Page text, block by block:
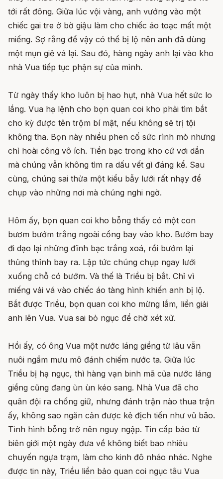
tới rất đông. Giữa lúc vội vàng, anh vướng vào một
chiếc gai tre ở bờ giậu làm cho chiếc áo toạc mất một
miếng. Sợ rằng để vậy có thể bị lộ nên anh đã dùng
một mụn giẻ vá lại. Sau đó, hàng ngày anh lại vào kho
nhà Vua tiếp tục phận sự của mình.
Từ ngày thấy kho luôn bị hao hụt, nhà Vua hết sức lo
lắng. Vua hạ lệnh cho bọn quan coi kho phải tìm bắt
cho kỳ được tên trộm bí mật, nếu không sẽ trị tội
không tha. Bọn này nhiều phen cố sức rình mò nhưng
chỉ hoài công vô ích. Tiền bạc trong kho cứ vơi dần
mà chúng vẫn không tìm ra dấu vết gì đáng kể. Sau
cùng, chúng sai thửa một kiểu bẫy lưới rất nhạy để
chụp vào những nơi mà chúng nghi ngờ.
Hôm ấy, bọn quan coi kho bỗng thấy có một con
bươm bướm trắng ngoài cổng bay vào kho. Bướm bay
đi dạo lại những đĩnh bạc trắng xoá, rồi bướm lại
thủng thỉnh bay ra. Lập tức chúng chụp ngay lưới
xuống chỗ có bướm. Và thế là Triều bị bắt. Chỉ vì
miếng vải vá vào chiếc áo tàng hình khiến anh bị lộ.
Bắt được Triều, bọn quan coi kho mừng lắm, liền giải
anh lên Vua. Vua sai bỏ ngục để chờ xét xử.
Hồi ấy, có ông Vua một nước láng giềng từ lâu vẫn
nuôi ngầm mưu mô đánh chiếm nước ta. Giữa lúc
Triều bị hạ ngục, thì hàng vạn binh mã của nước láng
giềng cũng đang ùn ùn kéo sang. Nhà Vua đã cho
quân đội ra chống giữ, nhưng đánh trận nào thua trận
ấy, không sao ngăn cản được kẻ địch tiến như vũ bão.
Tình hình bỗng trở nên nguy ngập. Tin cấp báo từ
biên giới một ngày đưa về không biết bao nhiêu
chuyến ngựa trạm, làm cho kinh đô nháo nhác. Nghe
được tin này, Triều liền bảo quan coi ngục tâu Vua